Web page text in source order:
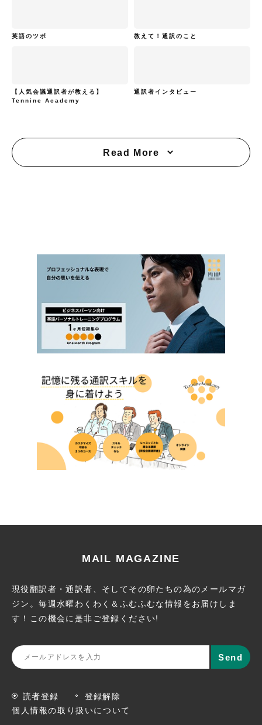
英語のツボ 教えて！通訳のこと
【人気会議通訳者が教える】
Tennine Academy
通訳者インタビュー
Read More
MAIL MAGAZINE
現役翻訳者・通訳者、そしてその卵たちの為のメールマガ
ジン。毎週水曜わくわく＆ふむふむな情報をお届けしま
す！この機会に 是非ご登録ください!
読者登録
登録解除
個人情報の取り扱いについて